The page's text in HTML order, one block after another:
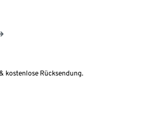
kostenlose Rücksendung.